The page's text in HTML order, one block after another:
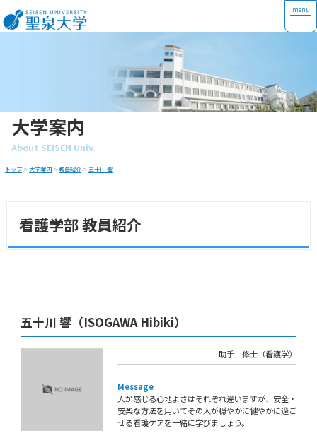
大学案内
About SEISEN Univ.
トップ > 大学案内 > 教員紹介 > 五十川 響
看護学部 教員紹介
五十川 響（ISOGAWA Hibiki）
助手 修士（看護学）
Message
人が感じる心地よさはそれぞれ違いますが、安全・
安楽な方法を用いてその人が穏やかに健やかに過ご
せる看護ケアを一緒に学びましょう。